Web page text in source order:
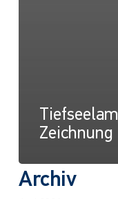
Zeichnung
Archiv